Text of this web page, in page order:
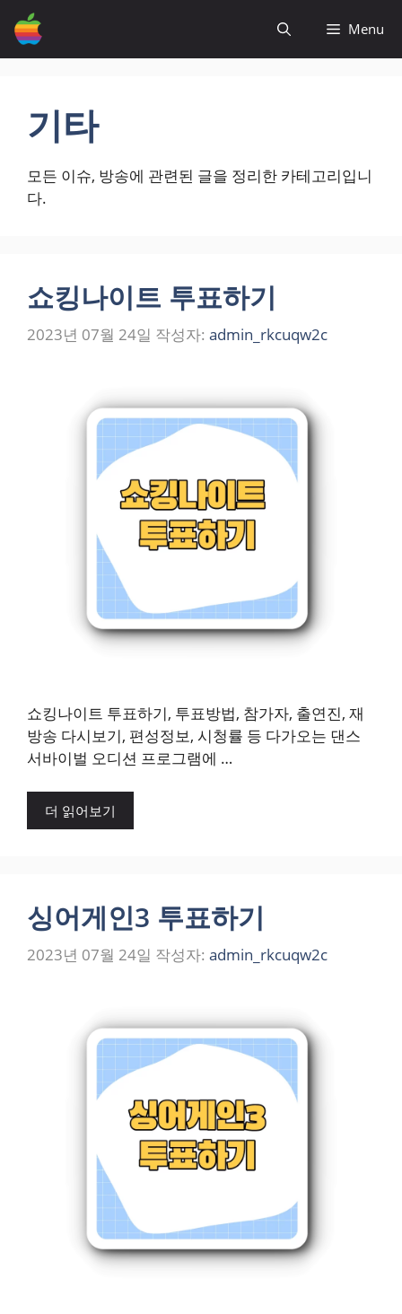
츠
Menu
기타
모든 이슈, 방송에 관련된 글을 정리한 카테고리입니
다.
쇼킹나이트 투표하기
2023년 07월 24일 작성자: admin_rkcuqw2c
쇼킹나이트 투표하기, 투표방법, 참가자, 출연진, 재
방송 다시보기, 편성정보, 시청률 등 다가오는 댄스
서바이벌 오디션 프로그램에 …
더 읽어보기
싱어게인3 투표하기
2023년 07월 24일 작성자: admin_rkcuqw2c